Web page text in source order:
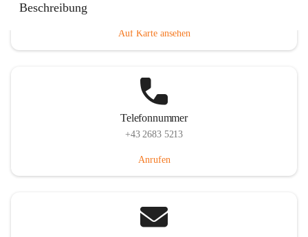
Beschreibung
Auf Karte ansehen
Telefonnummer
+43 2683 5213
Anrufen